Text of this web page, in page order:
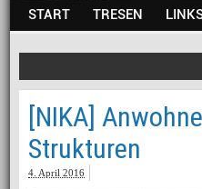
START TRESEN
[NIKA]
Strukturen
4. April 2016